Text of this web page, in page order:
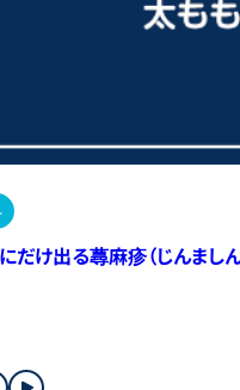
だけ出る蕁麻疹（じんまし